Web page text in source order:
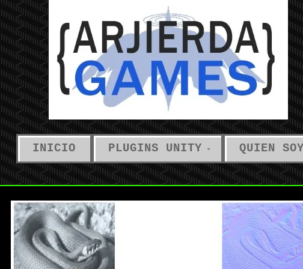
INICIO PLUGINS UNITY QUIEN